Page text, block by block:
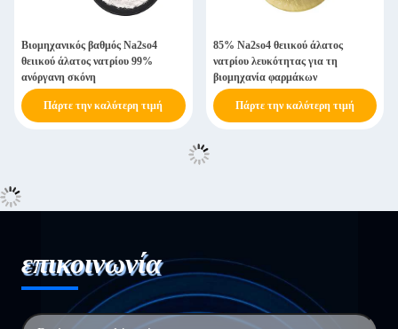
Βιομηχανικός βαθμός Na2so4
θειικού άλατος νατρίου 99%
ανόργανη σκόνη
Πάρτε την καλύτερη τιμή
85% Na2so4 θειικού άλατος
νατρίου λευκότητας για τη
βιομηχανία φαρμάκων
Πάρτε την καλύτερη τιμή
επικοινωνία